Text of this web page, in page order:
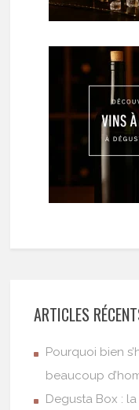
ARTICLES
Pourquoi bien
beaucoup
Degusta Box :